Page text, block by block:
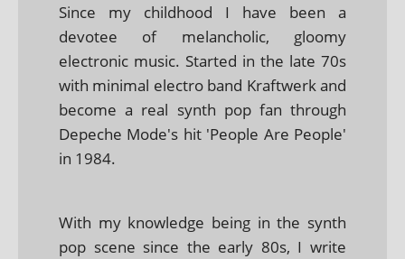
Since my childhood I have been a
devotee of melancholic, gloomy
electronic music. Started in the late 70s
with minimal electro band Kraftwerk and
become a real synth pop fan through
Depeche Mode's hit 'People Are People'
in 1984.
With my knowledge being in the synth
pop scene since the early 80s, I write